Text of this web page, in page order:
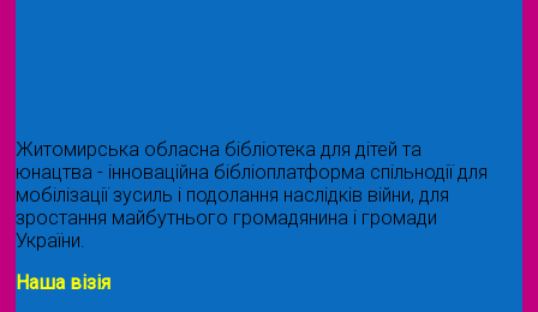
Житомирська обласна бібліотека для дітей та
юнацтва - інноваційна бібліоплатформа спільнодії для
мобілізації зусиль і подолання наслідків війни, для
зростання майбутнього громадянина і громади
України.
Наша візія